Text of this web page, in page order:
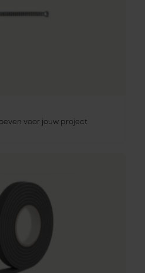
voor jouw project